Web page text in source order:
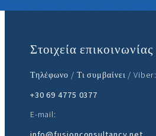
Στοιχεία επικοινωνίας
Τηλέφωνο / Τι συμβαίνει / Viber:
+30 69 4775 0377
E-mail: